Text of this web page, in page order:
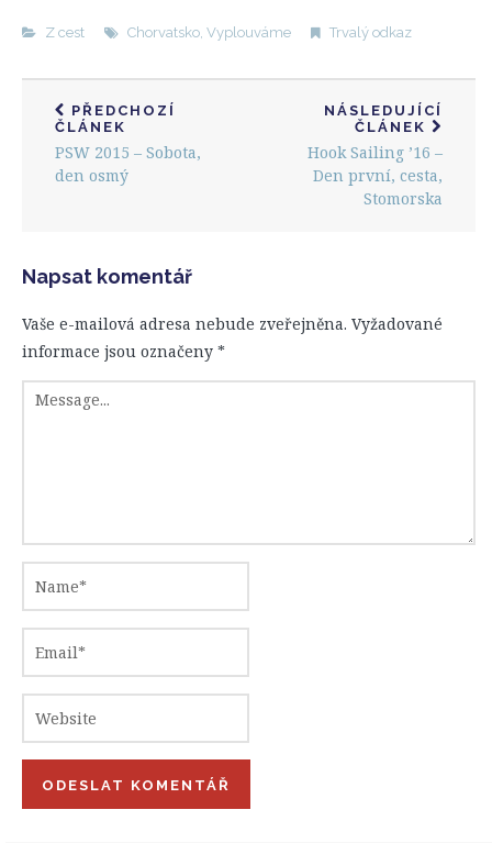
Z cest Chorvatsko, Vyplouváme Trvalý odkaz
PŘEDCHOZÍ
ČLÁNEK
PSW 2015 – Sobota,
den osmý
NÁSLEDUJÍCÍ
ČLÁNEK
Hook Sailing ’16 –
Den první, cesta,
Stomorska
Napsat komentář
Vaše e-mailová adresa nebude zveřejněna. Vyžadované
informace jsou označeny *